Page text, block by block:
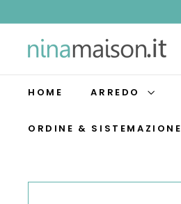
direttamente
contenuti
N
i
n
a
a
o
HOME ARREDO
ORDINE & SISTEMAZIONE